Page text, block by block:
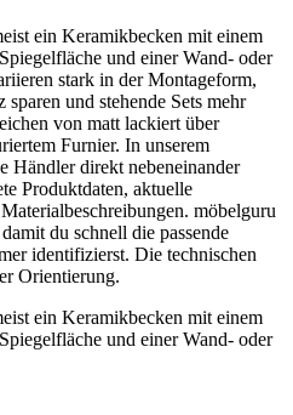
ein Keramikbecken mit einem
und einer Wand- oder
stark in der Montageform,
und stehende Sets mehr
von matt lackiert über
Furnier. In unserem
Händler direkt nebeneinander
Produktdaten, aktuelle
möbelguru
du schnell die passende
identifizierst. Die technischen
Orientierung.
ein Keramikbecken mit einem
und einer Wand- oder